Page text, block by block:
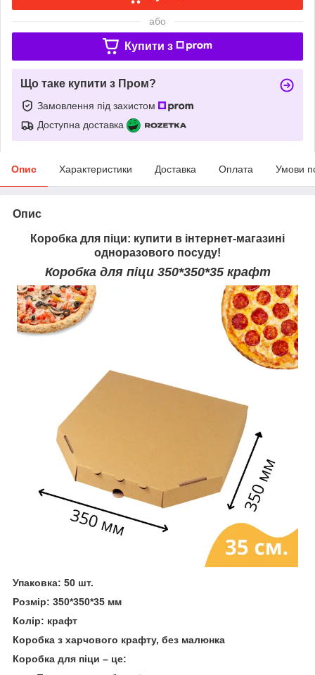
або
Купити з
Що таке купити з Пром?
Замовлення під захистом
Доступна доставка
Опис Характеристики Доставка Оплата Умови
Опис
Коробка для піци: купити в інтернет-магазині
одноразового посуду!
Коробка для піци 350*350*35 крафт
Упаковка: 50 шт.
Розмір: 350*350*35 мм
Колір: крафт
Коробка з харчового крафту, без малюнка
Коробка для піци – це: